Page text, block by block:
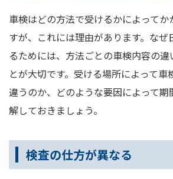
車検はどの方法で受けるかによってか
すが、これには理由があります。なぜ
るためには、方法ごとの車検内容の
とが大切です。受ける場所によって車
違うのか、どのような要因によって
解しておきましょう。
検査の仕方が異なる